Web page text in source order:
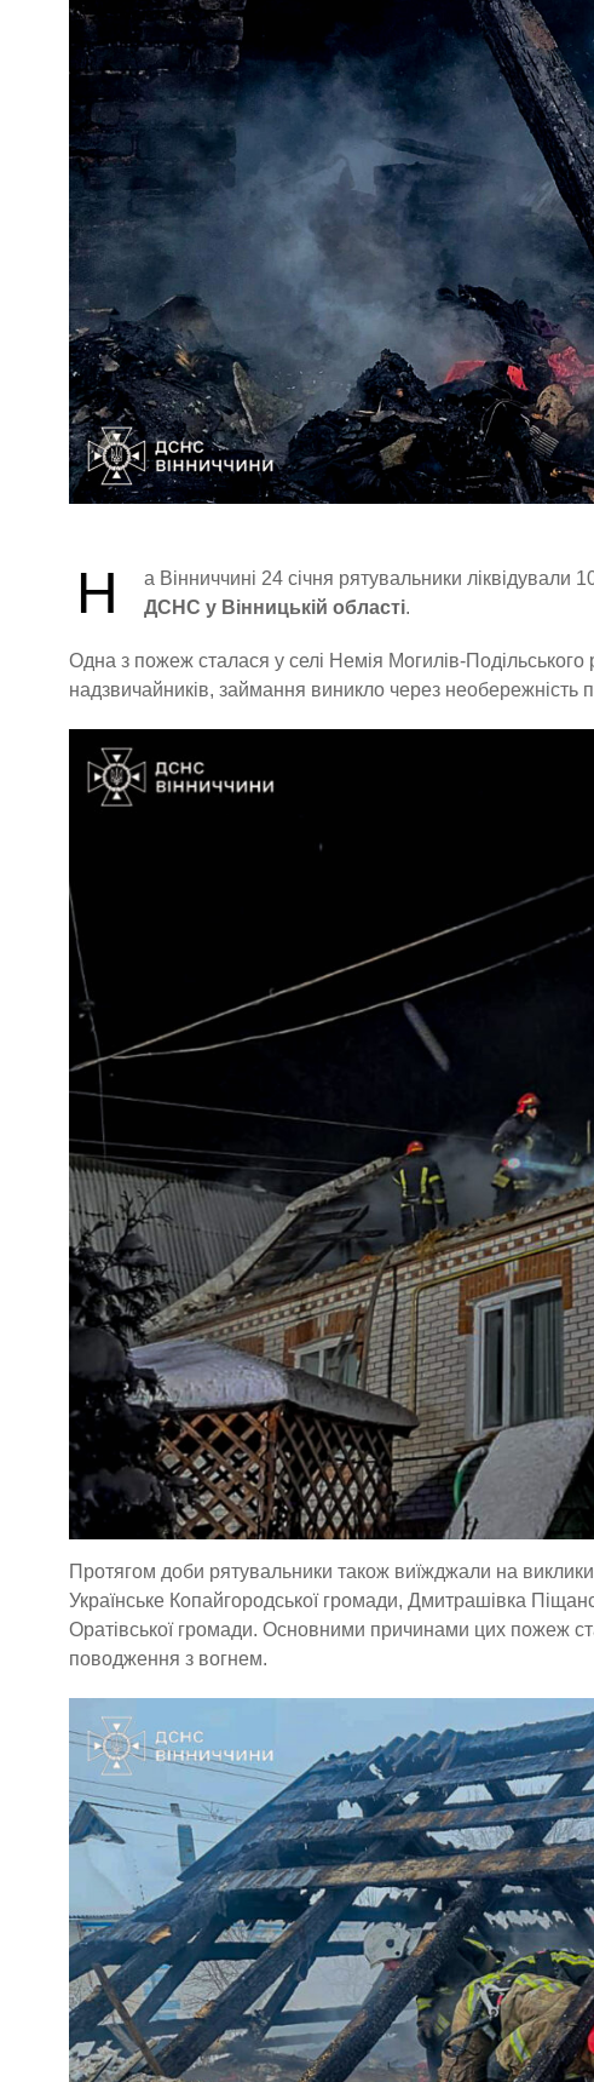
Н а Вінниччині 24 січня рятувальники ліквідували
ДСНС у Вінницькій області.
Одна з пожеж сталася у селі Немія Могилів-
надзвичайників, займання виникло через необережність
Протягом доби рятувальники також виїжджали на
Українське Копайгородської громади, Дмитрашівка
Оратівської громади. Основними причинами цих пожеж
поводження з вогнем.